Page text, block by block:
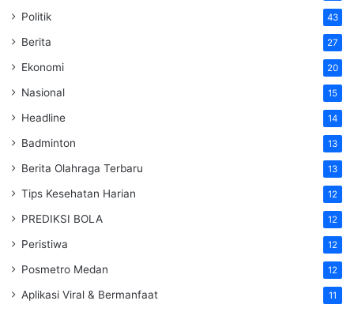
Politik 43
Berita 27
Ekonomi 20
Nasional 15
Headline 14
Badminton 13
Berita Olahraga Terbaru 13
Tips Kesehatan Harian 12
PREDIKSI BOLA 12
Peristiwa 12
Posmetro Medan 12
Aplikasi Viral & Bermanfaat 11